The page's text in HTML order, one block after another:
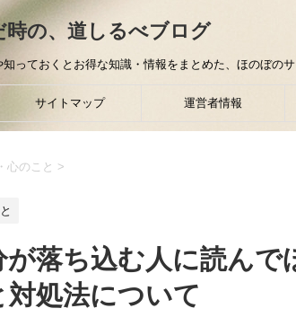
時の、道しるべブログ
っておくとお得な知識・情報をまとめた、ほのぼの
サイトマップ 運営者情報
心のこと >
が落ち込む人に読んで
対処法について